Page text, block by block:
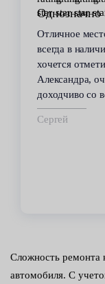
Однозначно
Отличное
всегда в
хочется
Александра,
доходчиво со
Сергей
Сложность ремонта
автомобиля. С